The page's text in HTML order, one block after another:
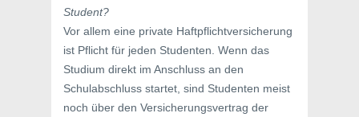
Student?
Vor allem eine private Haftpflichtversicherung
ist Pflicht für jeden Studenten. Wenn das
Studium direkt im Anschluss an den
Schulabschluss startet, sind Studenten meist
noch über den Versicherungsvertrag der